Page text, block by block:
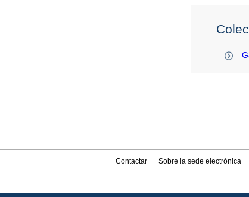
Contactar Sobre la sede electrónica